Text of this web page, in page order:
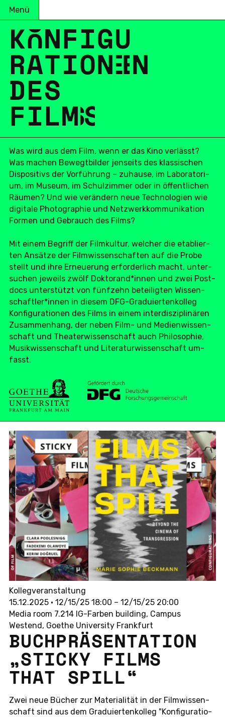
Menü
KONFIGU
RATIONEN
DES
FILMS
Was wird aus dem Film, wenn er das Kino ver­lässt?
Was machen Be­wegt­bil­der jen­seits des klas­si­schen
Dis­po­si­tivs der Vor­füh­rung – zu­hau­se, im La­bo­ra­to­ri­
um, im Museum, im Schul­zim­mer oder in öf­fent­li­chen
Räumen? Und wie ver­än­dern neue Tech­no­lo­gi­en wie
di­gi­ta­le Pho­to­gra­phie und Netz­werk­kom­mu­ni­ka­ti­on
Formen und Ge­brauch des Films?
Mit einem Be­griff der Film­kul­tur, wel­cher die eta­blier­
ten An­sät­ze der Film­wis­sen­schaf­ten auf die Probe
stellt und ihre Er­neue­rung er­for­der­lich macht, un­ter­
su­chen je­weils zwölf Dok­to­rand*innen und zwei Post­
docs un­ter­stützt von fünf­zehn be­tei­lig­ten Wis­sen­
schaft­ler*innen in diesem DFG-Gra­du­ier­ten­kol­leg
Kon­fi­gu­ra­tio­nen des Films in einem in­ter­dis­zi­pli­nä­ren
Zu­sam­men­hang, der neben Film- und Me­di­en­wis­sen­
schaft und Thea­ter­wis­sen­schaft auch Phi­lo­so­phie,
Mu­sik­wis­sen­schaft und Li­te­ra­tur­wis­sen­schaft um­
fasst.
Kollegveranstaltung
15.12.2025 • 12/15/25 18:00 – 12/15/25 20:00
Media room 7.214 IG-Farben building, Campus
Westend, Goethe University Frankfurt
BUCH­PRÄ­SEN­TA­TI­ON
„STICKY FILMS
THAT SPILL“
Zwei neue Bücher zur Ma­te­ria­li­tät in der Film­wis­sen­
schaft sind aus dem Gra­du­ier­ten­kol­leg "Kon­fi­gu­ra­tio­